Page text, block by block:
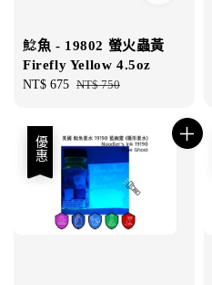
鯰魚 - 19802 螢火蟲黃
Firefly Yellow 4.5oz
Sale
NT$ 675 Regular
NT$ 750
優惠